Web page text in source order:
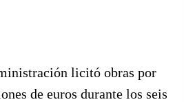
licitó obras por
de euros durante los seis